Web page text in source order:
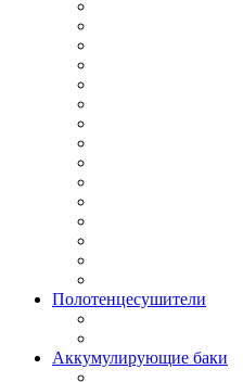
Полотенцесушители
Аккумулирующие баки